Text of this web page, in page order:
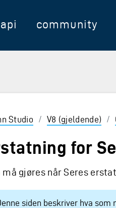
api community
for å velge
Studio / V8 (gjeldende) /
for
må gjøres når Seres
siden beskriver hva